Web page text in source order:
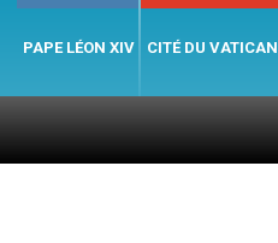
PAPE LÉON XIV CITÉ DU VATICAN